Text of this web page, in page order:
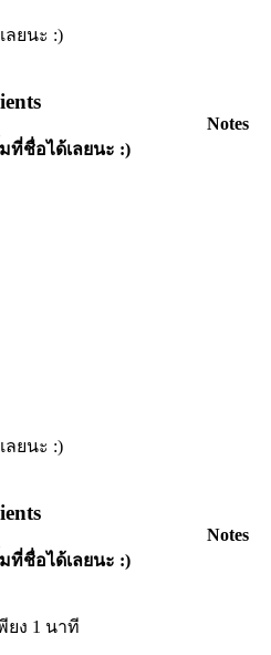
ลยนะ :)
ที่ชื่อได้เลยนะ :)
Notes
ลยนะ :)
ที่ชื่อได้เลยนะ :)
Notes
ยง 1 นาที